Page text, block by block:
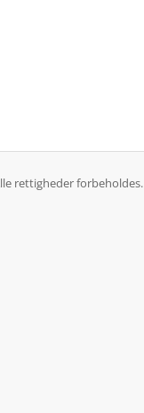
rettigheder forbeholdes.